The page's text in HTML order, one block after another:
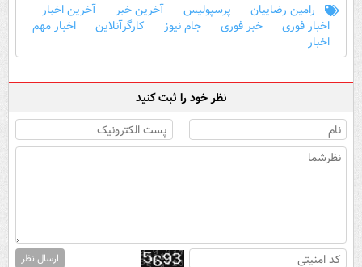
رامین رضاییان پرسپولیس آخرین خبر
آخرین اخبار
اخبار فوری
خبر فوری جام نیوز کارگرآنلاین
اخبار مهم
اخبار
نظر خود را ثبت کنید
ارسال نظر